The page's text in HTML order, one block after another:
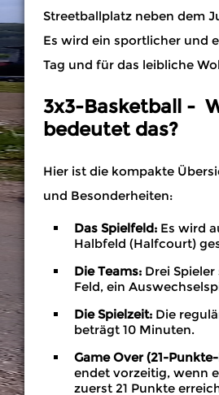
Streetballplatz neben dem
Es wird ein sportlicher und
Tag und für das leibliche
3x3-Basketball -
bedeutet das?
Hier ist die kompakte
und Besonderheiten:
Das Spielfeld:Es wird
Halbfeld (Halfcourt)
Die Teams:Drei Spieler
Feld, ein
Die Spielzeit:Die
beträgt 10 Minuten.
Game Over (21-
endet vorzeitig, wenn
zuerst 21 Punkte